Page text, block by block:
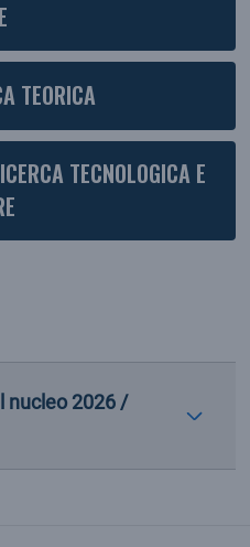
TEORICA
TECNOLOGICA E
nucleo 2026 /